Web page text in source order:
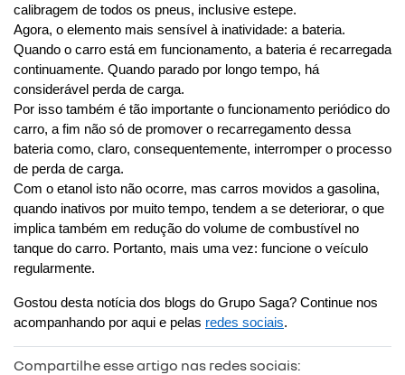
calibragem de todos os pneus, inclusive estepe.
Agora, o elemento mais sensível à inatividade: a bateria.
Quando o carro está em funcionamento, a bateria é recarregada
continuamente. Quando parado por longo tempo, há
considerável perda de carga.
Por isso também é tão importante o funcionamento periódico do
carro, a fim não só de promover o recarregamento dessa
bateria como, claro, consequentemente, interromper o processo
de perda de carga.
Com o etanol isto não ocorre, mas carros movidos a gasolina,
quando inativos por muito tempo, tendem a se deteriorar, o que
implica também em redução do volume de combustível no
tanque do carro. Portanto, mais uma vez: funcione o veículo
regularmente.
Gostou desta notícia dos blogs do Grupo Saga? Continue nos
acompanhando por aqui e pelas redes sociais.
Compartilhe esse artigo nas redes sociais: